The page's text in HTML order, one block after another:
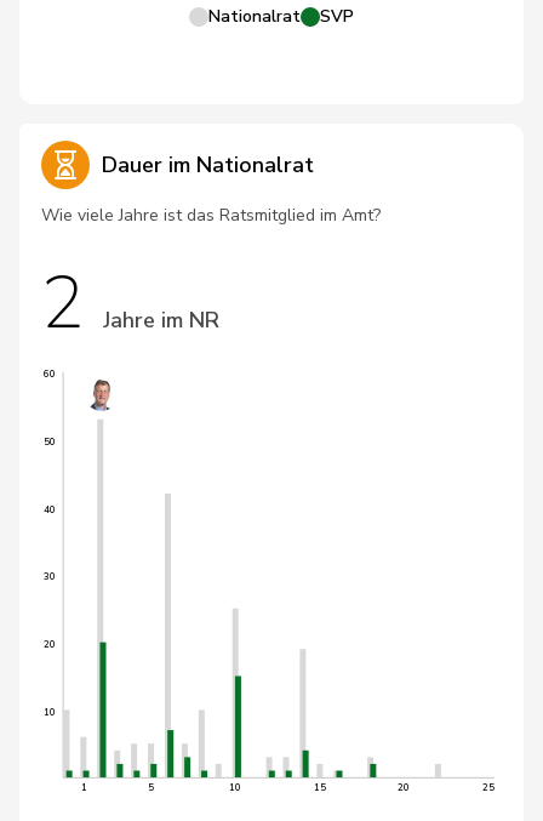
Nationalrat SVP
Dauer im Nationalrat
Wie viele Jahre ist das Ratsmitglied im Amt?
2 Jahre im NR
10
20
30
40
50
60
1 5 10 15 20 25